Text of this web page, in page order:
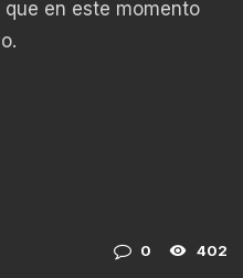
en este momento
0 402